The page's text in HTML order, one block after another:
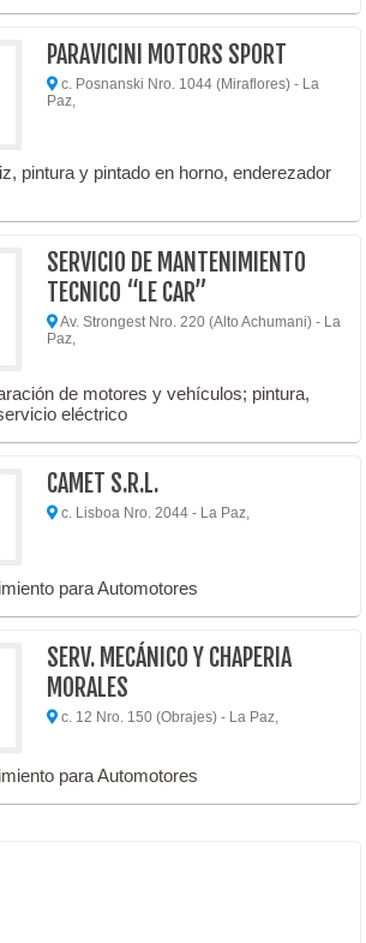
PARAVICINI MOTORS SPORT
c. Posnanski Nro. 1044 (Miraflores) - La
Paz,
pintura y pintado en horno, enderezador
SERVICIO DE MANTENIMIENTO
TECNICO “LE CAR”
Av. Strongest Nro. 220 (Alto Achumani) - La
Paz,
de motores y vehículos; pintura,
eléctrico
CAMET S.R.L.
c. Lisboa Nro. 2044 - La Paz,
para Automotores
SERV. MECÁNICO Y CHAPERIA
MORALES
c. 12 Nro. 150 (Obrajes) - La Paz,
para Automotores